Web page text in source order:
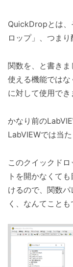
QuickDropとは、
ロップ」、つまり
関数を、と書き
使える機能では
に対して使用でき
かなり前の
LabVIEWでは当
このクイックド
トを開かなくて
けるので、関数
く、なんてことも